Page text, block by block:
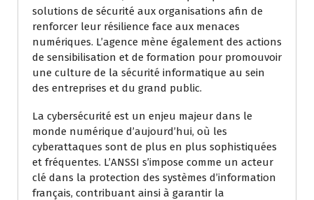
solutions de sécurité aux organisations afin de
renforcer leur résilience face aux menaces
numériques. L’agence mène également des actions
de sensibilisation et de formation pour promouvoir
une culture de la sécurité informatique au sein
des entreprises et du grand public.
La cybersécurité est un enjeu majeur dans le
monde numérique d’aujourd’hui, où les
cyberattaques sont de plus en plus sophistiquées
et fréquentes. L’ANSSI s’impose comme un acteur
clé dans la protection des systèmes d’information
français, contribuant ainsi à garantir la